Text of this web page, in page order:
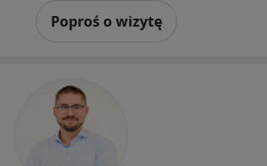
Poproś o wizytę